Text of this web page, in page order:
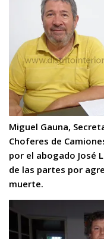
Miguel Gauna,
Choferes de
por el abogado José
de las partes por
muerte.